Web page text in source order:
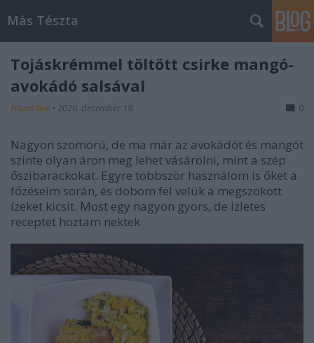
Más Tészta
Tojáskrémmel töltött csirke mangó-
avokádó salsával
Havasilive • 2020. december 19. 0
Nagyon szomorú, de ma már az avokádót és mangót
szinte olyan áron meg lehet vásárolni, mint a szép
őszibarackokat. Egyre többször használom is őket a
főzéseim során, és dobom fel velük a megszokott
ízeket kicsit. Most egy nagyon gyors, de ízletes
receptet hoztam nektek.